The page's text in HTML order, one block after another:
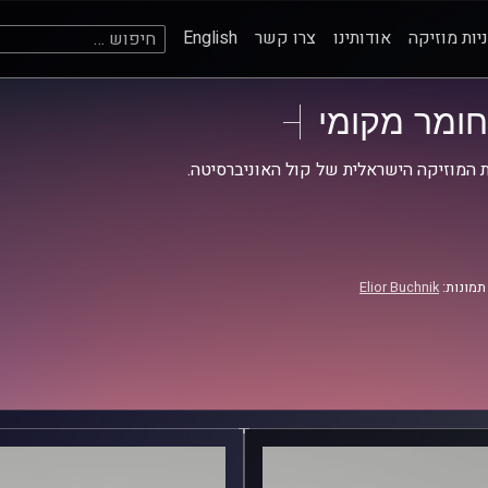
מוזיקה אודותינו צרו קשר English חיפוש:
חומר מקומי
המוזיקה הישראלית של קול האוניברסיטה.
Elior Buchnik